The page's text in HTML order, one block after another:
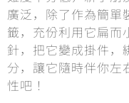
廣泛，除了作為簡單
籤，充份利用它扁而
針，把它變成掛件，
分，讓它隨時伴你左
性吧！